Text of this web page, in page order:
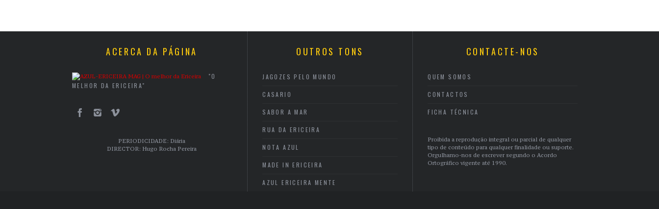
ACERCA DA PÁGINA
"O
MELHOR DA ERICEIRA"
PERIODICIDADE: Diária
DIRECTOR: Hugo Rocha Pereira
OUTROS TONS
JAGOZES PELO MUNDO
CASARIO
SABOR A MAR
RUA DA ERICEIRA
NOTA AZUL
MADE IN ERICEIRA
AZUL ERICEIRA MENTE
CONTACTE-NOS
QUEM SOMOS
CONTACTOS
FICHA TÉCNICA
Proibida a reprodução integral ou parcial de qualquer
tipo de conteúdo para qualquer finalidade ou suporte.
Orgulhamo-nos de escrever segundo o Acordo
Ortográfico vigente até 1990.